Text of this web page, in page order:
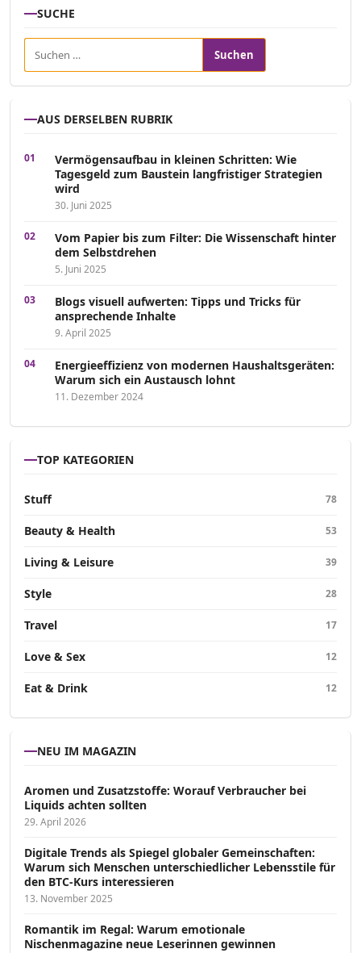
SUCHE
Suchen nach:
AUS DERSELBEN RUBRIK
Vermögensaufbau in kleinen Schritten: Wie
Tagesgeld zum Baustein langfristiger Strategien
wird
30. Juni 2025
Vom Papier bis zum Filter: Die Wissenschaft hinter
dem Selbstdrehen
5. Juni 2025
Blogs visuell aufwerten: Tipps und Tricks für
ansprechende Inhalte
9. April 2025
Energieeffizienz von modernen Haushaltsgeräten:
Warum sich ein Austausch lohnt
11. Dezember 2024
TOP KATEGORIEN
Stuff 78
Beauty & Health 53
Living & Leisure 39
Style 28
Travel 17
Love & Sex 12
Eat & Drink 12
NEU IM MAGAZIN
Aromen und Zusatzstoffe: Worauf Verbraucher bei
Liquids achten sollten
29. April 2026
Digitale Trends als Spiegel globaler Gemeinschaften:
Warum sich Menschen unterschiedlicher Lebensstile für
den BTC-Kurs interessieren
13. November 2025
Romantik im Regal: Warum emotionale
Nischenmagazine neue Leserinnen gewinnen